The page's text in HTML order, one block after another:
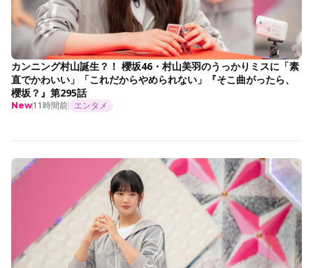
カンニング村山誕生？！ 櫻坂46・村山美羽のうっかりミスに「素
直でかわいい」「これだからやめられない」『そこ曲がったら、
櫻坂？』第295話
New11時間前 エンタメ